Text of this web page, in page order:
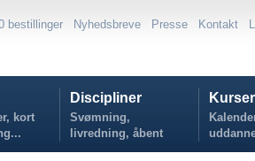
bestillinger Nyhedsbreve Presse Kontakt
kort
Discipliner
Svømning,
livredning, åbent
vand...
Kurser